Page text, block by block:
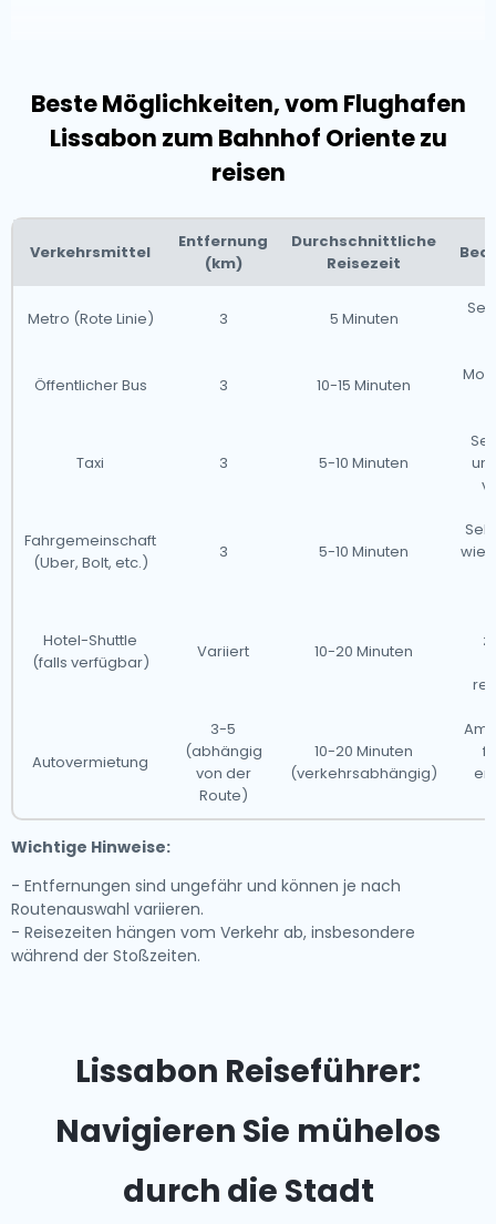
Beste Möglichkeiten, vom Flughafen
Lissabon zum Bahnhof Oriente zu
reisen
Verkehrsmittel
Entfernung
(km)
Durchschnittliche
Reisezeit
Metro (Rote Linie) 3 5 Minuten
Öffentlicher Bus 3 10-15 Minuten
Taxi 3 5-10 Minuten
Fahrgemeinschaft
(Uber, Bolt, etc.)
3 5-10 Minuten
wie
Hotel-Shuttle
(falls verfügbar)
Variiert 10-20 Minuten
Autovermietung
3-5
(abhängig
von der
Route)
10-20 Minuten
(verkehrsabhängig)
Am
Wichtige Hinweise:
- Entfernungen sind ungefähr und können je nach
Routenauswahl variieren.
- Reisezeiten hängen vom Verkehr ab, insbesondere
während der Stoßzeiten.
Lissabon Reiseführer:
Navigieren Sie mühelos
durch die Stadt